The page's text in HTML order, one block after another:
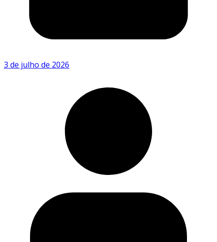
3 de julho de 2026